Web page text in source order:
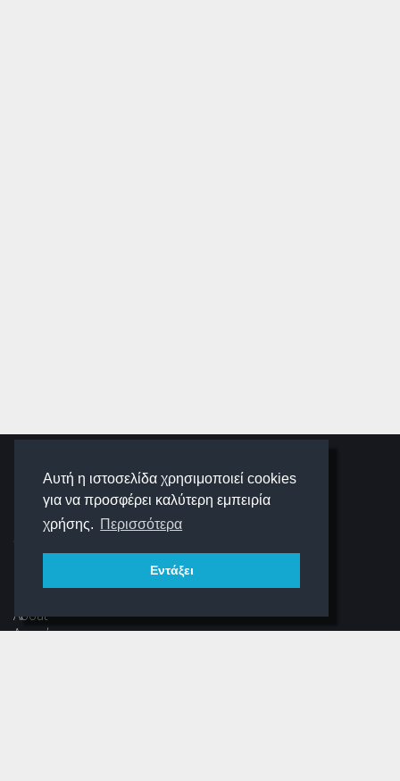
Αυτή η ιστοσελίδα χρησιμοποιεί cookies
για να προσφέρει καλύτερη εμπειρία
χρήσης. Περισσότερα
Εντάξει
SCHOOLIGANS
SCHOOLWAVE
ΠΛΟΉΓΗΣΗ
About
Αρχική